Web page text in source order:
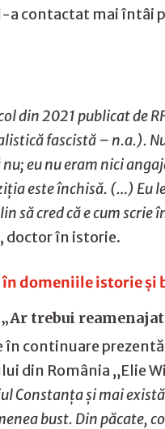
a contactat mai întâi
din 2021 publicat de
fascistă – n.a.).
eu nu eram nici
este închisă. (…)
să cred că e cum scrie
doctor în istorie.
domeniile istorie și
trebui
continuare
România „Elie
Constanța și mai
bust. Din păcate,